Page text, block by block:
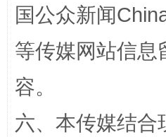
招工难、用工荒背后
国公众新闻
等传媒网站信息
容。
六、本传媒结合